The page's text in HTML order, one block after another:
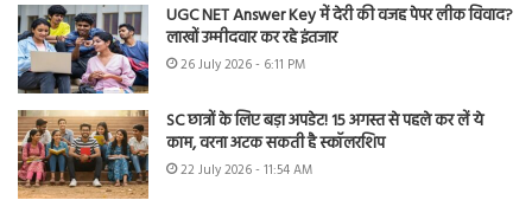
UGC NET Answer Key में देरी की वजह पेपर लीक विवाद?
लाखों उम्मीदवार कर रहे इंतजार
26 July 2026 - 6:11 PM
SC छात्रों के लिए बड़ा अपडेट! 15 अगस्त से पहले कर लें ये
काम, वरना अटक सकती है स्कॉलरशिप
22 July 2026 - 11:54 AM